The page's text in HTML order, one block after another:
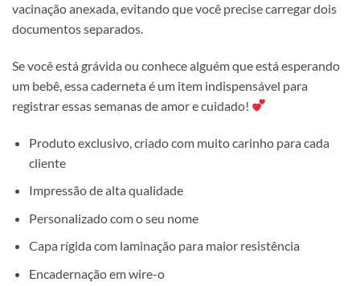
vacinação anexada, evitando que você precise carregar dois
documentos separados.
Se você está grávida ou conhece alguém que está esperando
um bebê, essa caderneta é um item indispensável para
registrar essas semanas de amor e cuidado!
Produto exclusivo, criado com muito carinho para cada
cliente
Impressão de alta qualidade
Personalizado com o seu nome
Capa rígida com laminação para maior resistência
Encadernação em wire-o